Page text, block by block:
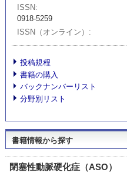
ISSN
0918-5259
ISSN（オンライン）
投稿規程
書籍の購入
バックナンバーリスト
分野別リスト
書籍情報から探す
閉塞性動脈硬化症（ASO）